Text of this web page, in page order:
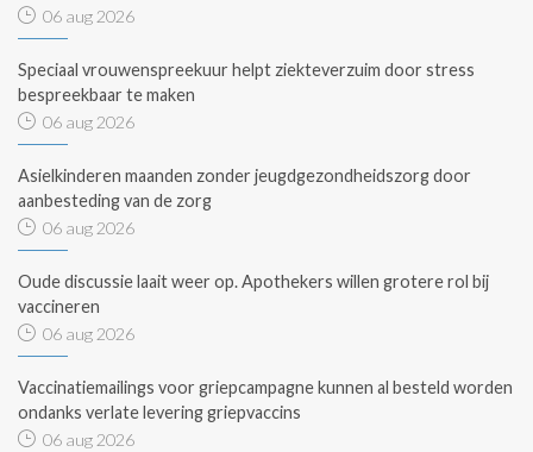
06 aug 2026
Speciaal vrouwenspreekuur helpt ziekteverzuim door stress
bespreekbaar te maken
06 aug 2026
Asielkinderen maanden zonder jeugdgezondheidszorg door
aanbesteding van de zorg
06 aug 2026
Oude discussie laait weer op. Apothekers willen grotere rol bij
vaccineren
06 aug 2026
Vaccinatiemailings voor griepcampagne kunnen al besteld worden
ondanks verlate levering griepvaccins
06 aug 2026